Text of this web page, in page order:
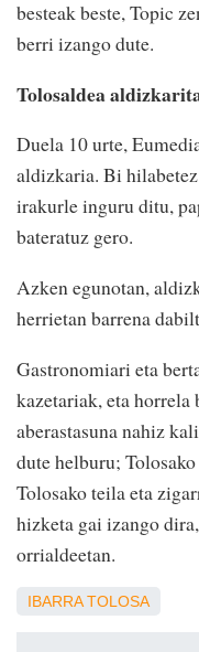
besteak beste, Topic
berri izango dute.
Tolosaldea
Duela 10 urte,
aldizkaria. Bi
irakurle inguru ditu,
bateratuz gero.
Azken egunotan,
herrietan barrena
Gastronomiari eta
kazetariak, eta horrela
aberastasuna nahiz
dute helburu;
Tolosako teila eta
hizketa gai izango
orrialdeetan.
IBARRA TOLOSA